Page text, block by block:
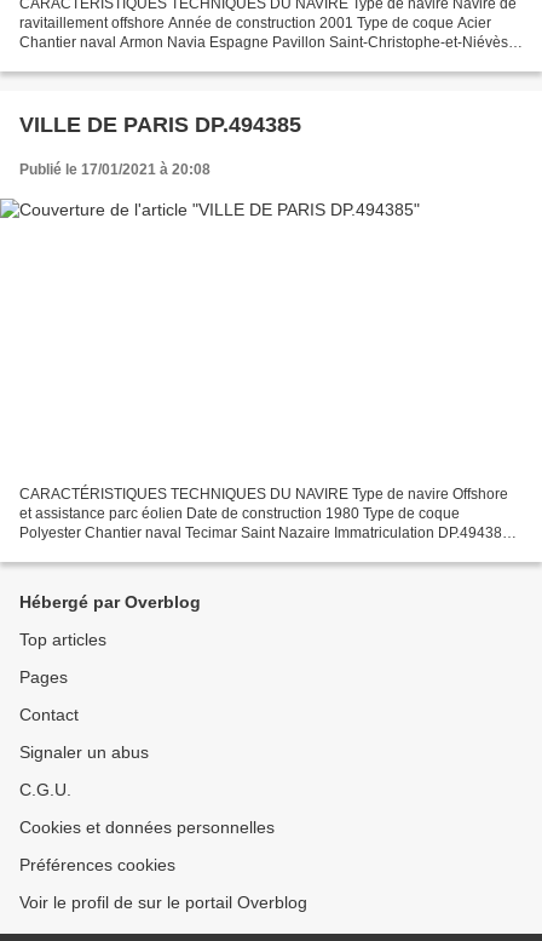
CARACTÉRISTIQUES TECHNIQUES DU NAVIRE Type de navire Navire de
ravitaillement offshore Année de construction 2001 Type de coque Acier
Chantier naval Armon Navia Espagne Pavillon Saint-Christophe-et-Niévès
VILLE DE PARIS DP.494385
Publié le 17/01/2021 à 20:08
CARACTÉRISTIQUES TECHNIQUES DU NAVIRE Type de navire Offshore
et assistance parc éolien Date de construction 1980 Type de coque
Polyester Chantier naval Tecimar Saint Nazaire Immatriculation DP.494385
Hébergé par Overblog
Top articles
Pages
Contact
Signaler un abus
C.G.U.
Cookies et données personnelles
Préférences cookies
Voir le profil de sur le portail Overblog